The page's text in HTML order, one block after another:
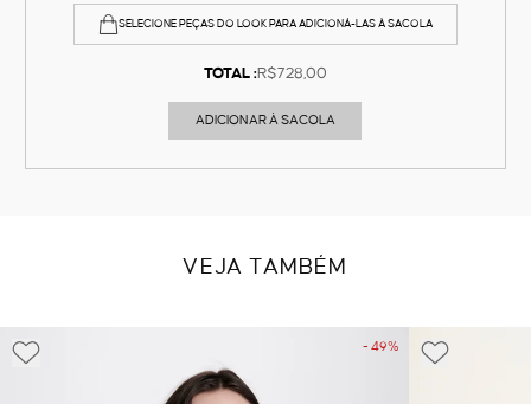
SELECIONE PEÇAS DO LOOK PARA ADICIONÁ-LAS À SACOLA
TOTAL :R$728,00
ADICIONAR À SACOLA
VEJA TAMBÉM
- 49%